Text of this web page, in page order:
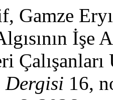
Gamze
İşe
Dergisi 16,